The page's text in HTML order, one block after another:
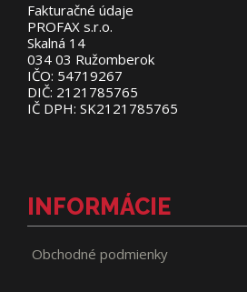
Fakturačné údaje
PROFAX s.r.o.
Skalná 14
034 03 Ružomberok
IČO: 54719267
DIČ: 2121785765
IČ DPH: SK2121785765
INFORMÁCIE
Obchodné podmienky